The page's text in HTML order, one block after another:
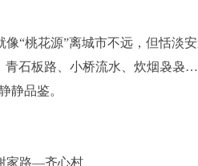
桃花源”离城市不远，但恬淡安
青石板路、小桥流水、炊烟袅
静品鉴。
路—齐心村